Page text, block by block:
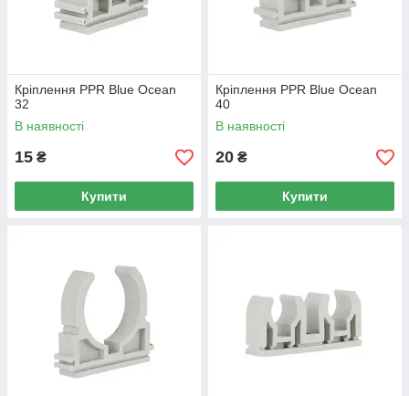
Кріплення PPR Blue Ocean
32
В наявності
15 ₴
Купити
Кріплення PPR Blue Ocean
40
В наявності
20 ₴
Купити